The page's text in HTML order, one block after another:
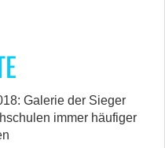
Galerie der Sieger
immer häufiger